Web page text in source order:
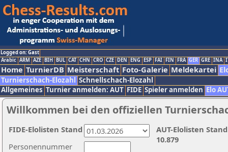
Logged on: Gast
Arabic ARM AZE BIH BUL CAT CHN CRO CZE DEN ENG ESP FAI FIN FRA GER GRE INA
Home TurnierDB Meisterschaft Foto-Galerie Meldekartei
Turnierschach-Elozahl Schnellschach-Elozahl
Allgemeines Turnier anmelden: AUT FIDE Spieler anmelden Elo
Willkommen bei den offiziellen
Personennummer
AUT-Elolisten
10.879
FIDE-Elolisten Stand